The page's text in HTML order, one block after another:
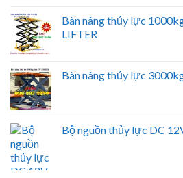
Bàn nâng thủy lực
LIFTER
Bàn nâng thủy lực
Bộ nguồn thủy lực DC